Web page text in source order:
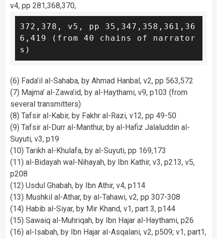
v4, pp 281,368,370,
372,378, v5, pp 35,347,358,361,36
6,419 (from 40 chains of narrator
s)
(6) Fada’il al-Sahaba, by Ahmad Hanbal, v2, pp 563,572
(7) Majma’ al-Zawa’id, by al-Haythami, v9, p103 (from
several transmitters)
(8) Tafsir al-Kabir, by Fakhr al-Razi, v12, pp 49-50
(9) Tafsir al-Durr al-Manthur, by al-Hafiz Jalaluddin al-
Suyuti, v3, p19
(10) Tarikh al-Khulafa, by al-Suyuti, pp 169,173
(11) al-Bidayah wal-Nihayah, by Ibn Kathir, v3, p213, v5,
p208
(12) Usdul Ghabah, by Ibn Athir, v4, p114
(13) Mushkil al-Athar, by al-Tahawi, v2, pp 307-308
(14) Habib al-Siyar, by Mir Khand, v1, part 3, p144
(15) Sawaiq al-Muhriqah, by Ibn Hajar al-Haythami, p26
(16) al-Isabah, by Ibn Hajar al-Asqalani, v2, p509; v1, part1,